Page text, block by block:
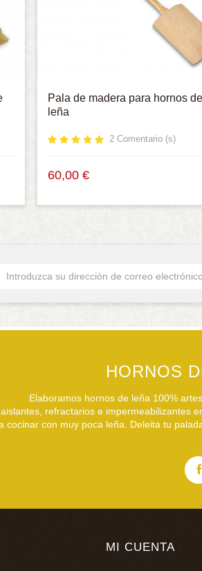
Pala de madera para hornos de
leña
2 Comentario (s)
60,00 €
HORNOS
Elaboramos hornos de leña 100%
refractarios e impermeabilizantes
cocinar con muy poca leña. Deleita tu
MI CUENTA